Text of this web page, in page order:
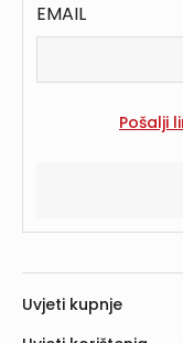
EMAIL
Uvjeti kupnje